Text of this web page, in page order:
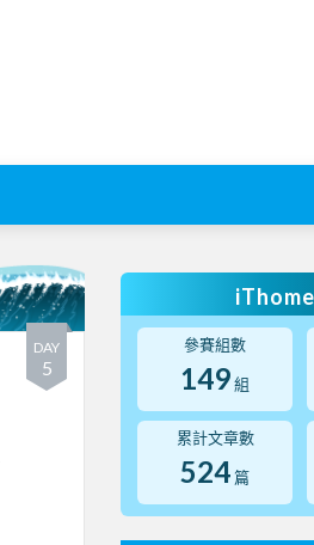
DAY
5
參賽組數
149組
累計文章數
524 篇